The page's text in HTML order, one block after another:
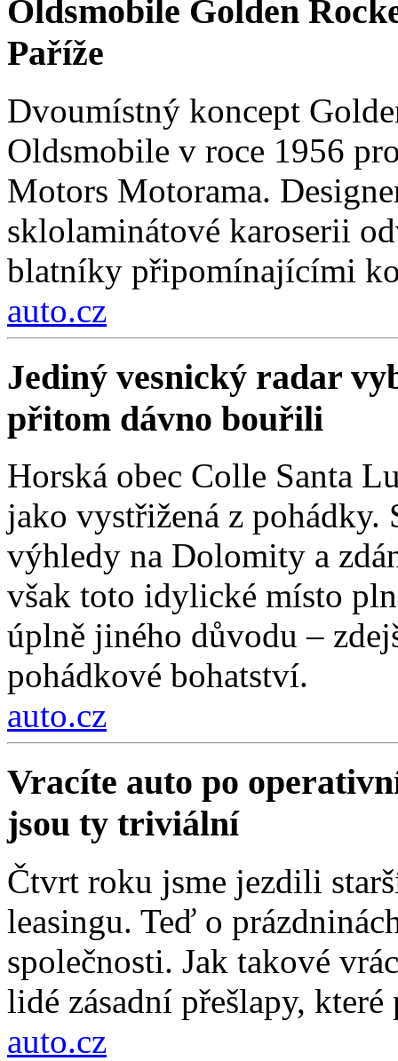
Oldsmobile Golden
Paříže
Dvoumístný koncept
Oldsmobile v roce 1956
Motors Motorama.
sklolaminátové karoserii
blatníky připomínajícími
auto.cz
Jediný vesnický radar
přitom dávno bouřili
Horská obec Colle Santa
jako vystřižená z pohádky.
výhledy na Dolomity a
však toto idylické místo
úplně jiného důvodu –
pohádkové bohatství.
auto.cz
Vracíte auto po
jsou ty triviální
Čtvrt roku jsme jezdili
leasingu. Teď o
společnosti. Jak takové
lidé zásadní přešlapy,
auto.cz